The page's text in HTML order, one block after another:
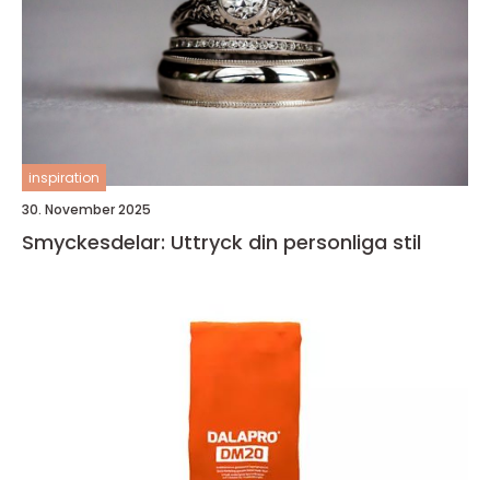
inspiration
30. November 2025
Smyckesdelar: Uttryck din personliga stil